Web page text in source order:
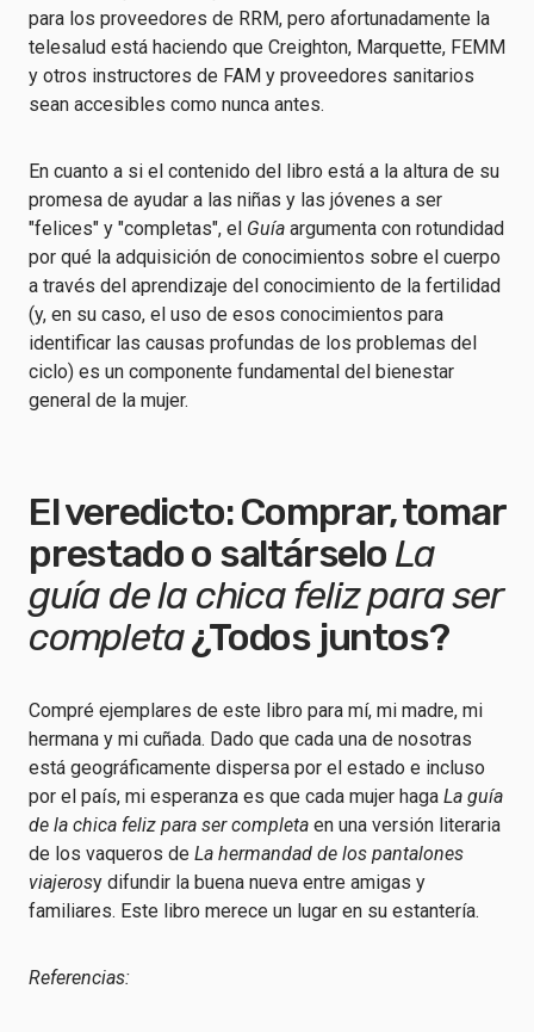
para los proveedores de RRM, pero afortunadamente la
telesalud está haciendo que Creighton, Marquette, FEMM
y otros instructores de FAM y proveedores sanitarios
sean accesibles como nunca antes.
En cuanto a si el contenido del libro está a la altura de su
promesa de ayudar a las niñas y las jóvenes a ser
"felices" y "completas", el Guía argumenta con rotundidad
por qué la adquisición de conocimientos sobre el cuerpo
a través del aprendizaje del conocimiento de la fertilidad
(y, en su caso, el uso de esos conocimientos para
identificar las causas profundas de los problemas del
ciclo) es un componente fundamental del bienestar
general de la mujer.
El veredicto: Comprar, tomar
prestado o saltárselo La
guía de la chica feliz para ser
completa¿Todos juntos?
Compré ejemplares de este libro para mí, mi madre, mi
hermana y mi cuñada. Dado que cada una de nosotras
está geográficamente dispersa por el estado e incluso
por el país, mi esperanza es que cada mujer haga La guía
de la chica feliz para ser completa en una versión literaria
de los vaqueros de La hermandad de los pantalones
viajerosy difundir la buena nueva entre amigas y
familiares. Este libro merece un lugar en su estantería.
Referencias: